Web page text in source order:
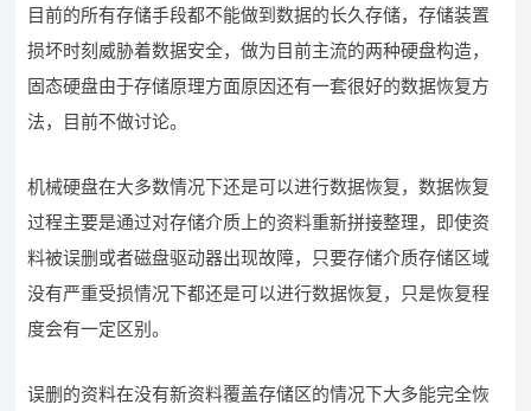
目前的所有存储手段都不能做到数据的长久存储，存储装置
损坏时刻威胁着数据安全，做为目前主流的两种硬盘构造，
固态硬盘由于存储原理方面原因还有一套很好的数据恢复方
法，目前不做讨论。
机械硬盘在大多数情况下还是可以进行数据恢复，数据恢复
过程主要是通过对存储介质上的资料重新拼接整理，即使资
料被误删或者磁盘驱动器出现故障，只要存储介质存储区域
没有严重受损情况下都还是可以进行数据恢复，只是恢复程
度会有一定区别。
误删的资料在没有新资料覆盖存储区的情况下大多能完全恢